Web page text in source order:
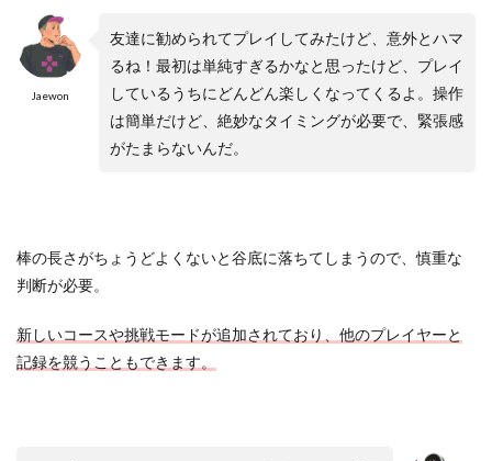
Jaewon
友達に勧められてプレイしてみたけど、意外とハマ
るね！最初は単純すぎるかなと思ったけど、プレイ
しているうちにどんどん楽しくなってくるよ。操作
は簡単だけど、絶妙なタイミングが必要で、緊張感
がたまらないんだ。
棒の長さがちょうどよくないと谷底に落ちてしまうので、慎重な
判断が必要。
新しいコースや挑戦モードが追加されており、他のプレイヤーと
記録を競うこともできます。